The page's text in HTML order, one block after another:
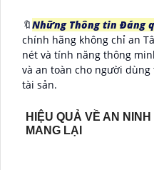
🔖Những Thông tin Đáng
chính hãng không chỉ an
nét và tính năng thông
và an toàn cho người dùng
tài sản.
HIỆU QUẢ VỀ AN
MANG LẠI